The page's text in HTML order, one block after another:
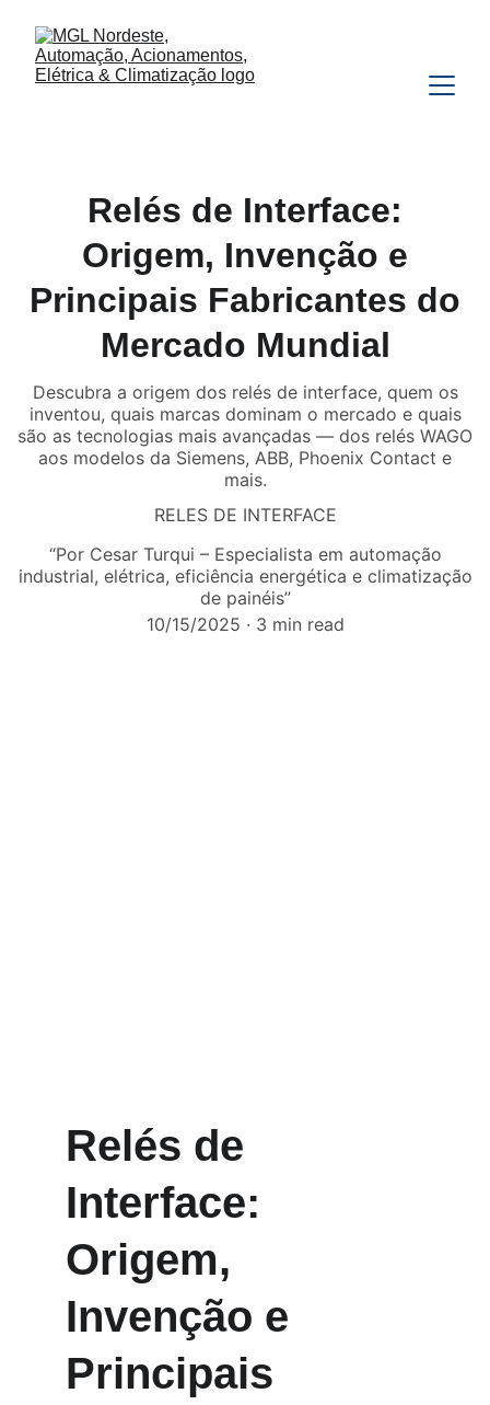
Relés de Interface:
Origem, Invenção e
Principais Fabricantes do
Mercado Mundial
Descubra a origem dos relés de interface, quem os
inventou, quais marcas dominam o mercado e quais
são as tecnologias mais avançadas — dos relés WAGO
aos modelos da Siemens, ABB, Phoenix Contact e
mais.
RELES DE INTERFACE
“Por Cesar Turqui – Especialista em automação
industrial, elétrica, eficiência energética e climatização
de painéis”
10/15/2025
3 min read
Relés de
Interface:
Origem,
Invenção e
Principais